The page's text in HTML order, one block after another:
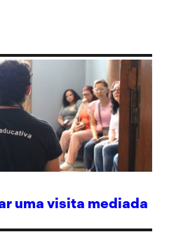
uma visita mediada